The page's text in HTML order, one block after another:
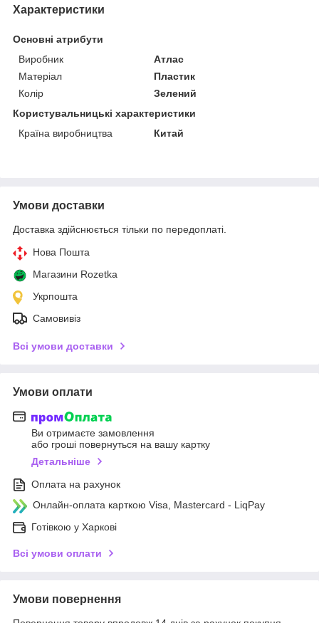
Характеристики
Основні атрибути
Виробник
Атлас
Матеріал
Пластик
Колір
Зелений
Користувальницькі характеристики
Країна виробництва
Китай
Умови доставки
Доставка здійснюється тільки по передоплаті.
Нова Пошта
Магазини Rozetka
Укрпошта
Самовивіз
Всі умови доставки
Умови оплати
Ви отримаєте замовлення
або гроші повернуться на вашу картку
Детальніше
Оплата на рахунок
Онлайн-оплата карткою Visa, Mastercard - LiqPay
Готівкою у Харкові
Всі умови оплати
Умови повернення